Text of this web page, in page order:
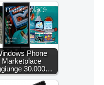
Phone
Marketplace
30.000…